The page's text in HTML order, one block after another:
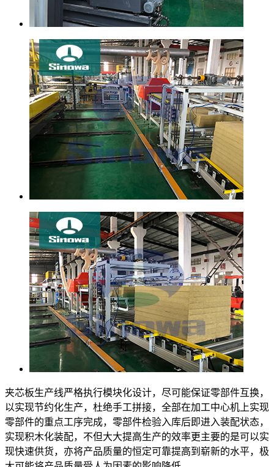
夹芯板生产线严格执行模块化设计，尽可能保证零部件互换，
以实现节约化生产，杜绝手工拼接，全部在加工中心机上实现
零部件的重点工序完成，零部件检验入库后即进入装配状态，
实现积木化装配，不但大大提高生产的效率更主要的是可以实
现快速供货，亦将产品质量的恒定可靠提高到崭新的水平，极